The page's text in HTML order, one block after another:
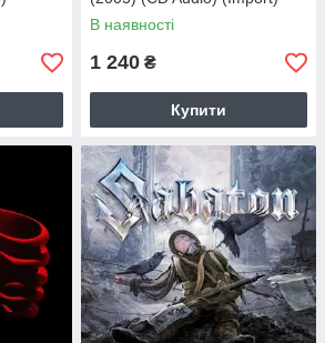
В наявності
1 240 ₴
Купити